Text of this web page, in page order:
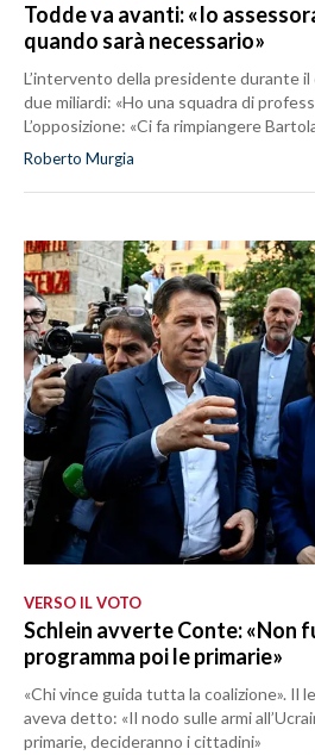
Todde va avanti: «Io
quando sarà necessario»
L’intervento della presidente durante
due miliardi: «Ho una squadra di
L’opposizione: «Ci fa rimpiangere
Roberto Murgia
VERSO IL VOTO
Schlein avverte Conte: «Non
programma poi le primarie»
«Chi vince guida tutta la coalizione». Il
aveva detto: «Il nodo sulle armi
primarie, decideranno i cittadini»